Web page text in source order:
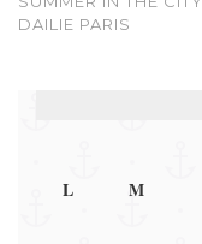
DAILIE PARIS
L M